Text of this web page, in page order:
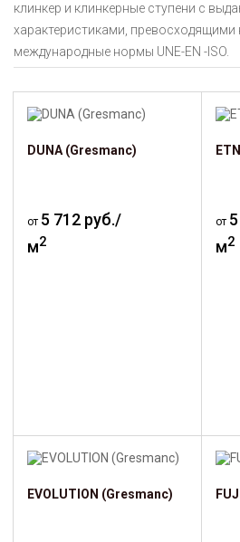
клинкер и клинкерные ступени с
характеристиками,
международные нормы UNE-EN -ISO.
DUNA (Gresmanc)
от 5 712 руб./
м2
от
м2
EVOLUTION (Gresmanc)